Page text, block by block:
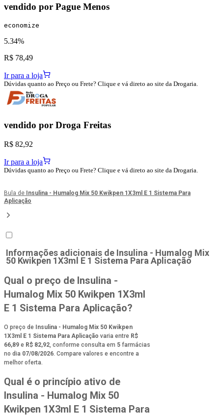
vendido por Pague Menos
economize
5.34%
R$ 78,49
Ir para a loja
Dúvidas quanto ao Preço ou Frete? Clique e vá direto ao site da Drogaria.
vendido por Droga Freitas
R$ 82,92
Ir para a loja
Dúvidas quanto ao Preço ou Frete? Clique e vá direto ao site da Drogaria.
Bula de Insulina - Humalog Mix 50 Kwikpen 1X3ml E 1 Sistema Para
Aplicação
Informações adicionais de Insulina - Humalog Mix
50 Kwikpen 1X3ml E 1 Sistema Para Aplicação
Qual o preço de Insulina -
Humalog Mix 50 Kwikpen 1X3ml
E 1 Sistema Para Aplicação?
O preço de Insulina - Humalog Mix 50 Kwikpen
1X3ml E 1 Sistema Para Aplicação varia entre R$
66,89 e R$ 82,92 , conforme consulta em 5 farmácias
no dia 07/08/2026 . Compare valores e encontre a
melhor oferta.
Qual é o princípio ativo de
Insulina - Humalog Mix 50
Kwikpen 1X3ml E 1 Sistema Para